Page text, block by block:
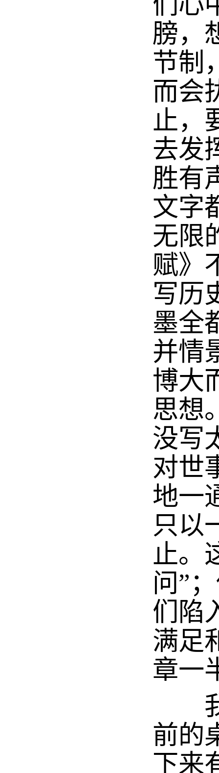
膀，
节制
而会
止，
去发
胜有
文字
无限
赋》
写历
墨全
并情
博大
思想
没写
对世
地一
只以
止。
问”
们陷
满足
章一
我
前的
下来